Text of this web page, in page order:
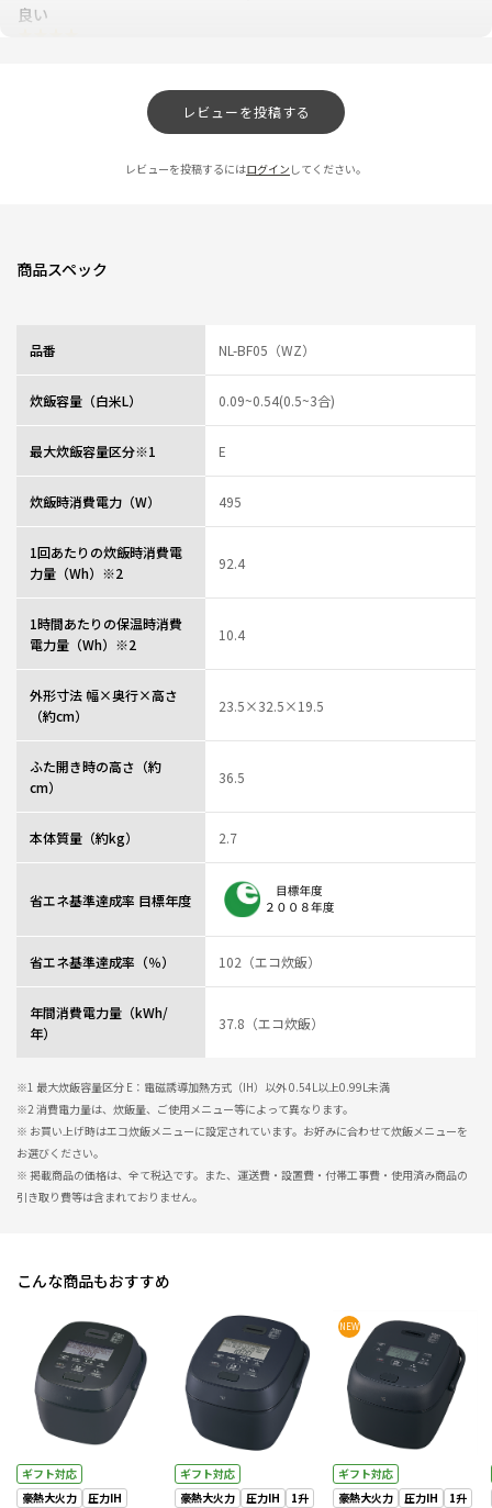
良い
白米炊き込みモードで炊飯、
ウルモチで美味しく頂きました。
メインにして欲しくない。
蓋が洗いやすいです
以前使っていた他社のものはパッキンが蓋の一部に小さく付いているタイプ
で、その部分がすぐに切れてきてしまい、交換部品も無いので買い換える事
いて丈夫そうですし、玄米も柔らかく炊けて良かったです。
0人が参考になっ
レビュー一覧
レビューを投稿する
レビューを投稿するにはログイン してください。
商品スペック
品番 NL-BF05（WZ）
炊飯容量（白米L） 0.09~0.54(0.5~3合)
最大炊飯容量区分※1 E
炊飯時消費電力（W） 495
1回あたりの炊飯時消費電
力量（Wh）※2
92.4
1時間あたりの保温時消費
電力量（Wh）※2
10.4
外形寸法 幅×奥行×高さ
（約cm）
23.5×32.5×19.5
ふた開き時の高さ（約
cm）
36.5
本体質量（約kg） 2.7
省エネ基準達成率 目標年度
省エネ基準達成率（％） 102（エコ炊飯）
年間消費電力量（kWh/
年）
37.8（エコ炊飯）
※1 最大炊飯容量区分 E：電磁誘導加熱方式（IH）以外 0.54L以上0.99L未満
※2 消費電力量は、炊飯量、ご使用メニュー等によって異なります。
※ お買い上げ時はエコ炊飯メニューに設定されています。お好みに合わせて炊飯メニューを
お選びください。
※ 掲載商品の価格は、全て税込です。また、運送費・設置費・付帯工事費・使用済み商品の
引き取り費等は含まれておりません。
こんな商品もおすすめ
ギフト対応
豪熱大火力
圧力IH
ギフト対応
豪熱大火力
圧力IH 1升
NEW
ギフト対応
豪熱大火力
圧力IH 1升